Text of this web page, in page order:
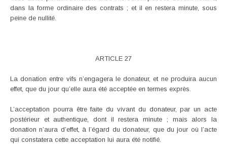
dans la forme ordinaire des contrats ; et il en restera minute, sous
peine de nullité.
ARTICLE 27
La donation entre vifs n’engagera le donateur, et ne produira aucun
effet, que du jour qu’elle aura été acceptée en termes exprès.
L’acceptation pourra être faite du vivant du donateur, par un acte
postérieur et authentique, dont il restera minute ; mais alors la
donation n’aura d’effet, à l’égard du donateur, que du jour où l’acte
qui constatera cette acceptation lui aura été notifié.